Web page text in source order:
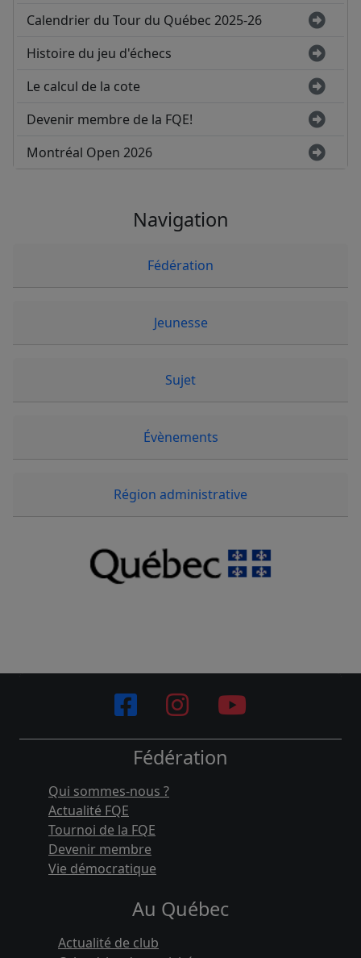
Calendrier du Tour du Québec 2025-26
Histoire du jeu d'échecs
Le calcul de la cote
Devenir membre de la FQE!
Montréal Open 2026
Navigation
Fédération
Jeunesse
Sujet
Évènements
Région administrative
Fédération
Qui sommes-nous ?
Actualité FQE
Tournoi de la FQE
Devenir membre
Vie démocratique
Au Québec
Actualité de club